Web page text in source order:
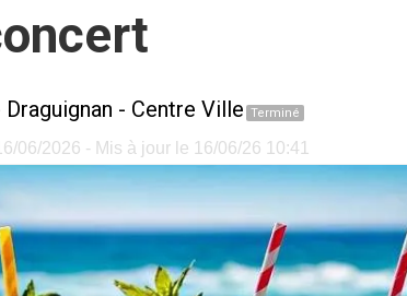
Draguignan - Centre Ville Terminé
06/2026 - Mis à jour le 16/06/26 10:41